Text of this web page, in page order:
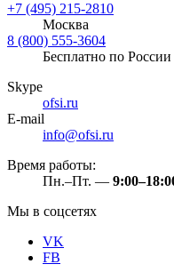
+7 (495) 215-2810
Москва
8 (800) 555-3604
Бесплатно по России
Skype
ofsi.ru
E-mail
info@ofsi.ru
Время работы:
Пн.–Пт. —
Мы в соцсетях
VK
FB